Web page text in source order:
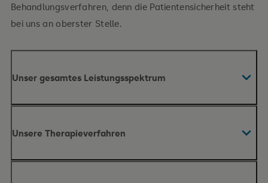
Behandlungsverfahren, denn die Patientensicherheit steht
bei uns an oberster Stelle.
Unser gesamtes Leistungsspektrum
Verletzungen des Beckens und der Wirbelsäule
Unsere Therapieverfahren